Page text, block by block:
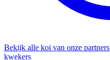
Bekijk alle koi van onze partners
kwekers